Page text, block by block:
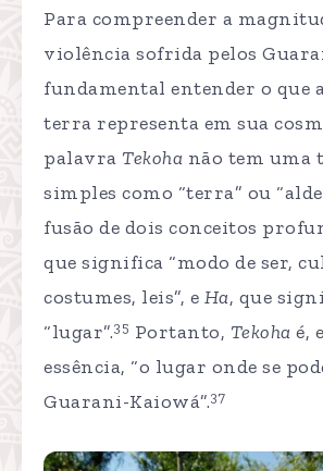
Para compreender a
violência sofrida pelos
fundamental entender o que
terra representa em sua
palavra Tekoha não tem uma
simples como “terra” ou
fusão de dois conceitos
que significa “modo de ser,
costumes, leis”, e Ha, que
“lugar”.35 Portanto, Tekoha é,
essência, “o lugar onde se
Guarani-Kaiowá”.37